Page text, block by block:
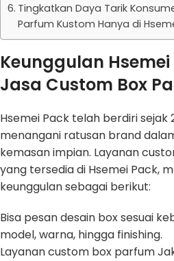
Tingkatkan Daya Tarik
Parfum Kustom Hanya di
Keunggulan
Jasa Custom Box
Hsemei Pack telah berdiri sejak
menangani ratusan brand
kemasan impian. Layanan
yang tersedia di Hsemei Pack,
keunggulan sebagai berikut:
Bisa pesan desain box sesuai
model, warna, hingga finishing.
Layanan custom box parfum